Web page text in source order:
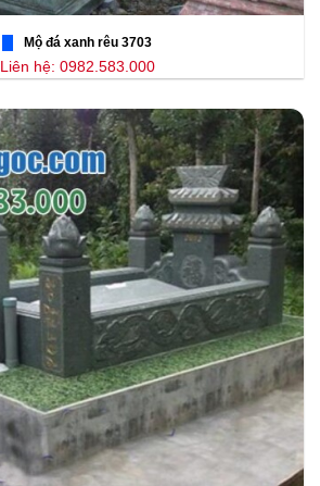
Mộ đá xanh rêu 3703
Liên hệ: 0982.583.000